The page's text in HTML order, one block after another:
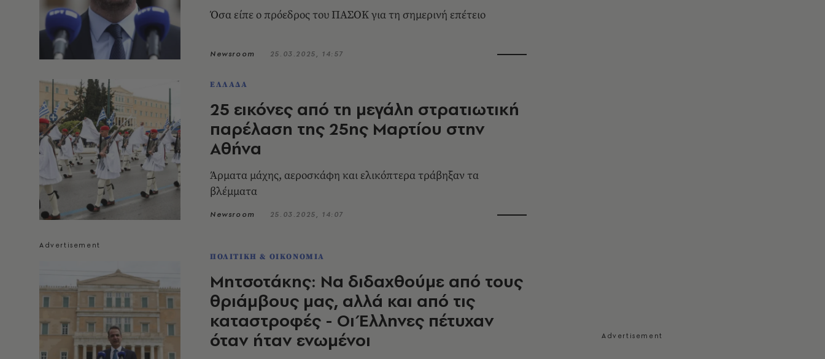
Όσα είπε ο πρόεδρος του ΠΑΣΟΚ για τη σημερινή επέτειο
Newsroom 25.03.2025, 14:57
ΕΛΛΑΔΑ
25 εικόνες από τη μεγάλη στρατιωτική
παρέλαση της 25ης Μαρτίου στην
Αθήνα
Άρματα μάχης, αεροσκάφη και ελικόπτερα τράβηξαν τα
βλέμματα
Newsroom 25.03.2025, 14:07
ΠΟΛΙΤΙΚΗ & ΟΙΚΟΝΟΜΙΑ
Μητσοτάκης: Να διδαχθούμε από τους
θριάμβους μας, αλλά και από τις
καταστροφές - Οι Έλληνες πέτυχαν
όταν ήταν ενωμένοι